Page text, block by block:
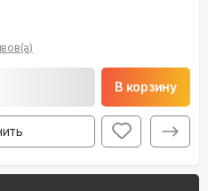
В корзину